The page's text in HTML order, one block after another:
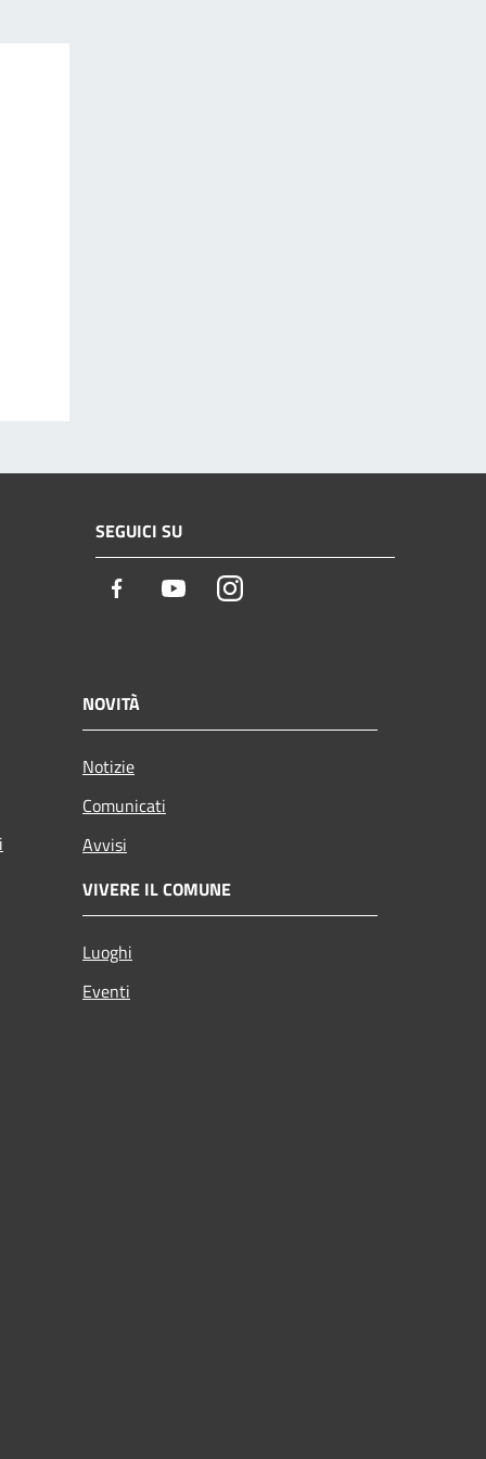
SEGUICI SU
Facebook YoutubeInstagram
NOVITÀ
Notizie
Comunicati
Avvisi
VIVERE IL COMUNE
Luoghi
Eventi